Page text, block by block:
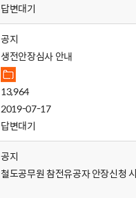
답변대기
공지
생전안장심사 안내
13,964
2019-07-17
답변대기
공지
철도공무원 참전유공자 안장신청